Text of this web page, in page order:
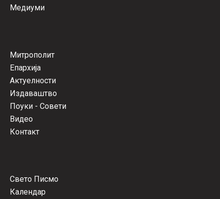
Медиуми
Митрополит
Епархија
Актуелности
Издаваштво
Поуки - Совети
Видео
Контакт
Свето Писмо
Календар